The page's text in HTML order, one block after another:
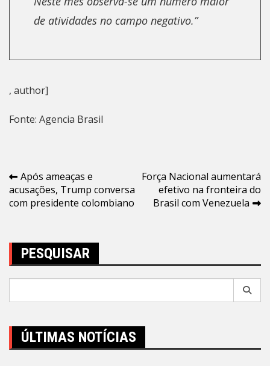
de atividades no campo negativo.”
, author]
Fonte: Agencia Brasil
Navegação
de
Após ameaças e
acusações, Trump conversa
com presidente colombiano
Força Nacional aumentará
efetivo na fronteira do
Brasil com Venezuela
PESQUISAR
ÚLTIMAS NOTÍCIAS